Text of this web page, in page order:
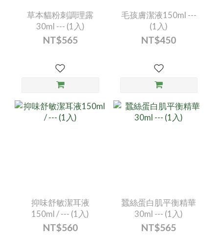
草本貓粉刺調理露
30ml --- (1入)
NT$565
毛孩膚潔液150ml ---
(1入)
NT$450
抑味舒敏潔耳液
150ml / --- (1入)
NT$560
蠶絲蛋白肌平衡精華
30ml --- (1入)
NT$565